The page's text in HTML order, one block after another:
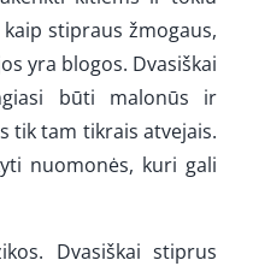
stipraus žmogaus,
yra blogos. Dvasiškai
būti malonūs ir
tik tam tikrais atvejais.
nuomonės, kuri gali
Dvasiškai stiprus